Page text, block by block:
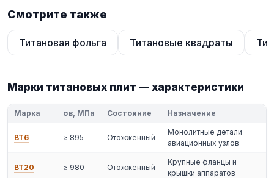
Смотрите также
Титановая фольга Титановые квадраты
Марки титановых плит — характеристики
Марка σв, МПа Состояние Назначение
ВТ6 ≥ 895 Отожжённый
Монолитные детали
авиационных узлов
ВТ20 ≥ 980 Отожжённый
Крупные фланцы и
крышки аппаратов